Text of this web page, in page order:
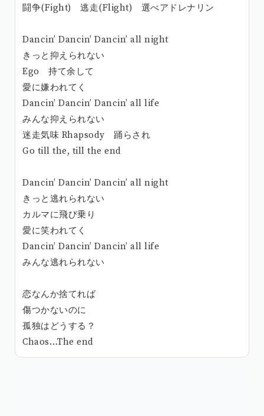
闘争(Fight) 逃走(Flight) 選べアドレナリン
Dancin’ Dancin’ Dancin’ all night
きっと抑えられない
Ego 持て余して
愛に嫌われてく
Dancin’ Dancin’ Dancin’ all life
みんな抑えられない
迷走気味 Rhapsody 踊らされ
Go till the, till the end
Dancin’ Dancin’ Dancin’ all night
きっと逃れられない
カルマに飛び乗り
愛に笑われてく
Dancin’ Dancin’ Dancin’ all life
みんな逃れられない
恋なんか捨てれば
傷つかないのに
孤独はどうする？
Chaos…The end